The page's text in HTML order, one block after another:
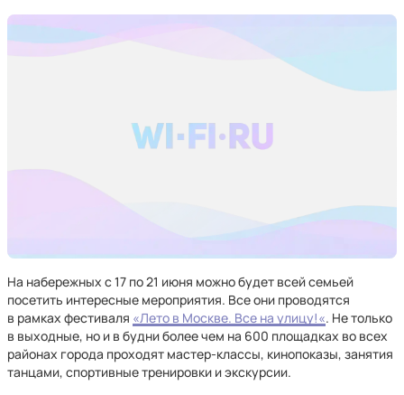
На набережных с 17 по 21 июня можно будет всей семьей
посетить интересные мероприятия. Все они проводятся
в рамках фестиваля «Лето в Москве. Все на улицу!«. Не только
в выходные, но и в будни более чем на 600 площадках во всех
районах города проходят мастер-классы, кинопоказы, занятия
танцами, спортивные тренировки и экскурсии.